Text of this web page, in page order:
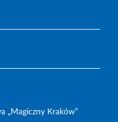
„Magiczny Kraków”